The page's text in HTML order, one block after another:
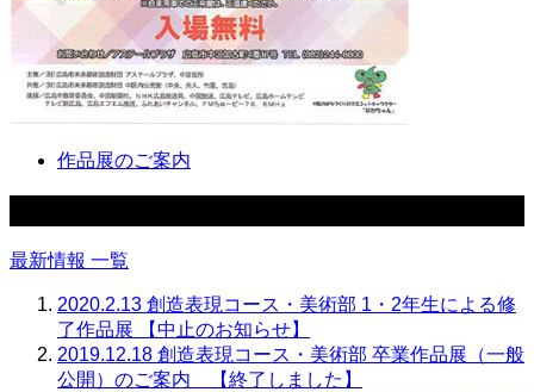
作品展のご案内
最新情報 一覧
2020.2.13 創造表現コース・美術部 1・2年生による修
了作品展 【中止のお知らせ】
2019.12.18 創造表現コース・美術部 卒業作品展（一般
公開）のご案内 【終了しました】